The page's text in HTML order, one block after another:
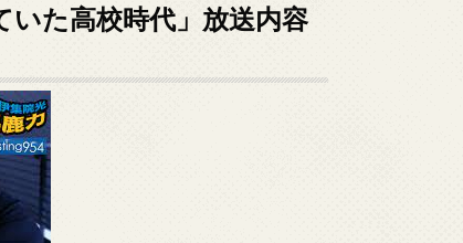
た高校時代」放送内容